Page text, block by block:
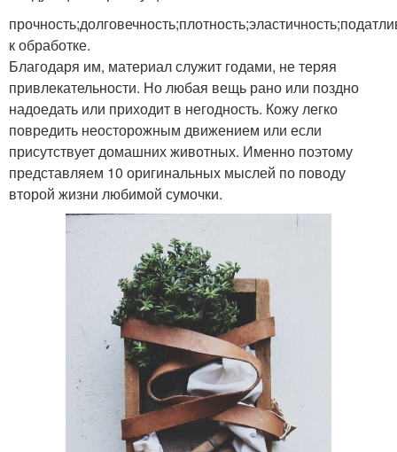
к обработке.
Благодаря им, материал служит годами, не теряя
привлекательности. Но любая вещь рано или поздно
надоедать или приходит в негодность. Кожу легко
повредить неосторожным движением или если
присутствует домашних животных. Именно поэтому
представляем 10 оригинальных мыслей по поводу
второй жизни любимой сумочки.